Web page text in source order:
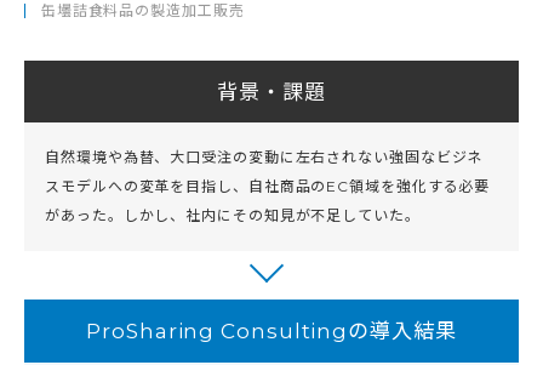
缶壜詰食料品の製造加工販売
背景・課題
自然環境や為替、大口受注の変動に左右されない強固なビジネ
スモデルへの変革を目指し、自社商品のEC領域を強化する必要
があった。しかし、社内にその知見が不足していた。
ProSharing Consultingの導入結果